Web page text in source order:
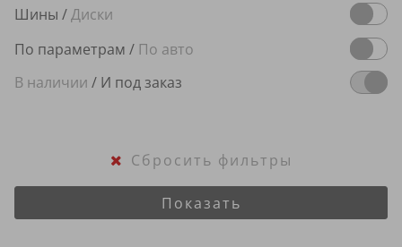
Шины /Диски
По параметрам / По авто
В наличии / И под заказ
Показать
Сбросить фильтры